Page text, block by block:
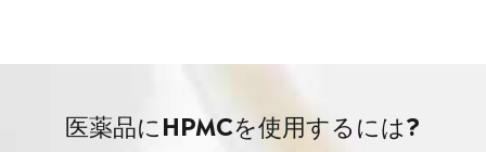
医薬品にHPMCを使用するには?